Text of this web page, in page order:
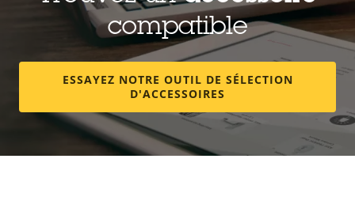
compatible
ESSAYEZ NOTRE OUTIL DE SÉLECTION
D'ACCESSOIRES